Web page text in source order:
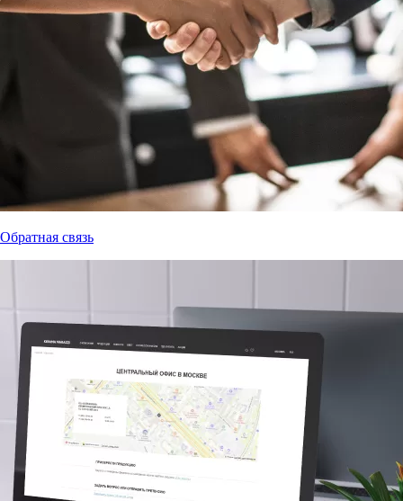
Обратная связь